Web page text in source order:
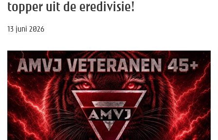
topper uit de eredivisie!
13 juni 2026